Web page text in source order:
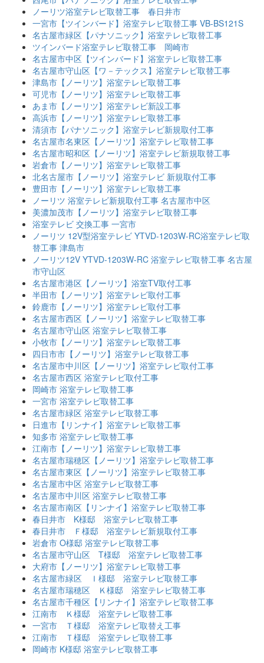
ノーリツ浴室テレビ取替工事 春日井市
一宮市【ツインバード】浴室テレビ取替工事 VB-BS121S
名古屋市緑区【パナソニック】浴室テレビ取替工事
ツインバード浴室テレビ取替工事 岡崎市
名古屋市中区【ツインバード】浴室テレビ取替工事
名古屋市守山区【ワ－テックス】浴室テレビ取替工事
津島市【ノーリツ】浴室テレビ取替工事
可児市【ノーリツ】浴室テレビ取替工事
あま市【ノーリツ】浴室テレビ新設工事
高浜市【ノーリツ】浴室テレビ取替工事
清須市【パナソニック】浴室テレビ新規取付工事
名古屋市名東区【ノーリツ】浴室テレビ取替工事
名古屋市昭和区【ノーリツ】浴室テレビ新規取替工事
岩倉市【ノーリツ】浴室テレビ取替工事
北名古屋市【ノーリツ】浴室テレビ 新規取付工事
豊田市【ノーリツ】浴室テレビ取替工事
ノーリツ 浴室テレビ新規取付工事 名古屋市中区
美濃加茂市【ノーリツ】浴室テレビ取替工事
浴室テレビ 交換工事 一宮市
ノーリツ 12V型浴室テレビ YTVD-1203W-RC浴室テレビ取
替工事 津島市
ノーリツ12V YTVD-1203W-RC 浴室テレビ取替工事 名古屋
市守山区
名古屋市港区【ノーリツ】浴室TV取付工事
半田市【ノーリツ】浴室テレビ取付工事
鈴鹿市【ノーリツ】浴室テレビ取付工事
名古屋市西区【ノーリツ】浴室テレビ取替工事
名古屋市守山区 浴室テレビ取替工事
小牧市【ノーリツ】浴室テレビ取替工事
四日市市【ノーリツ】浴室テレビ取替工事
名古屋市中川区【ノーリツ】浴室テレビ取付工事
名古屋市西区 浴室テレビ取付工事
岡崎市 浴室テレビ取替工事
一宮市 浴室テレビ取替工事
名古屋市緑区 浴室テレビ取替工事
日進市【リンナイ】浴室テレビ取替工事
知多市 浴室テレビ取替工事
江南市【ノーリツ】浴室テレビ取替工事
名古屋市瑞穂区【ノーリツ】浴室テレビ取替工事
名古屋市東区【ノーリツ】浴室テレビ取替工事
名古屋市中区 浴室テレビ取替工事
名古屋市中川区 浴室テレビ取替工事
名古屋市南区【リンナイ】浴室テレビ取替工事
春日井市 K様邸 浴室テレビ取替工事
春日井市 Ｆ様邸 浴室テレビ新規取付工事
岩倉市 O様邸 浴室テレビ取替工事
名古屋市守山区 T様邸 浴室テレビ取替工事
大府市【ノーリツ】浴室テレビ取替工事
名古屋市緑区 Ｉ様邸 浴室テレビ取替工事
名古屋市瑞穂区 Ｋ様邸 浴室テレビ取替工事
名古屋市千種区【リンナイ】浴室テレビ取替工事
江南市 Ｋ様邸 浴室テレビ取替工事
一宮市 Ｔ様邸 浴室テレビ取替え工事
江南市 Ｔ様邸 浴室テレビ取替工事
岡崎市 K様邸 浴室テレビ取替工事